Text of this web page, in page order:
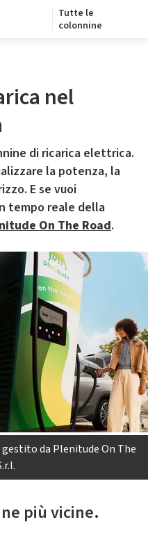
Tutte le
colonnine
nel
di ricarica elettrica.
la potenza, la
E se vuoi
tempo reale della
On The Road.
da Plenitude On The
più vicine.